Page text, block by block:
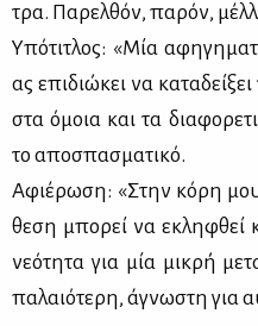
τρα. Πα­ρελ­θόν, πα­ρόν,
Υπό­τι­τλος: «Μία
ας επι­διώ­κει να
στα όμοια και τα
το απο­σπα­σμα­τι­κό.
Αφιέ­ρω­ση: «Στην κό­ρη
θε­ση μπο­ρεί να εκλη­φθεί
νε­ό­τη­τα για μία μι­κρή
πα­λαιό­τε­ρη, άγνω­στη για